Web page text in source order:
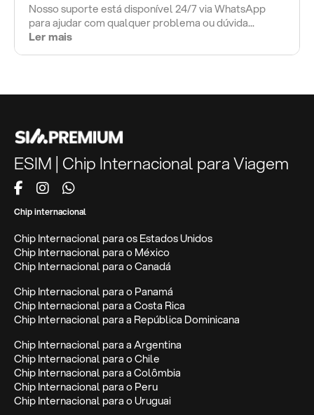
Nosso suporte está disponível 24/7 via WhatsApp
para ajudar com qualquer problema ou dúvida...
Ler mais
ESIM | Chip Internacional para Viagem
Chip internacional
Chip Internacional para os Estados Unidos
Chip Internacional para o México
Chip Internacional para o Canadá
Chip Internacional para o Panamá
Chip Internacional para a Costa Rica
Chip Internacional para a República Dominicana
Chip Internacional para a Argentina
Chip Internacional para o Chile
Chip Internacional para a Colômbia
Chip Internacional para o Peru
Chip Internacional para o Uruguai